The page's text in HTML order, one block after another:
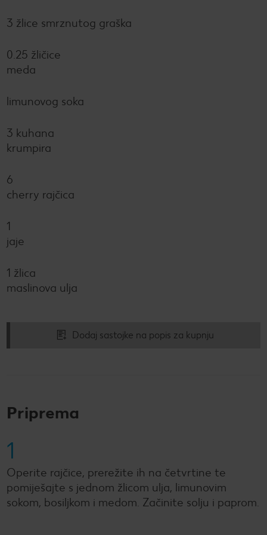
3 žlice smrznutog graška
0.25 žličice
meda
limunovog soka
3 kuhana
krumpira
6
cherry rajčica
1
jaje
1 žlica
maslinova ulja
Dodaj sastojke na popis za kupnju
Priprema
1
Operite rajčice, prerežite ih na četvrtine te
pomiješajte s jednom žlicom ulja, limunovim
sokom, bosiljkom i medom. Začinite solju i paprom.